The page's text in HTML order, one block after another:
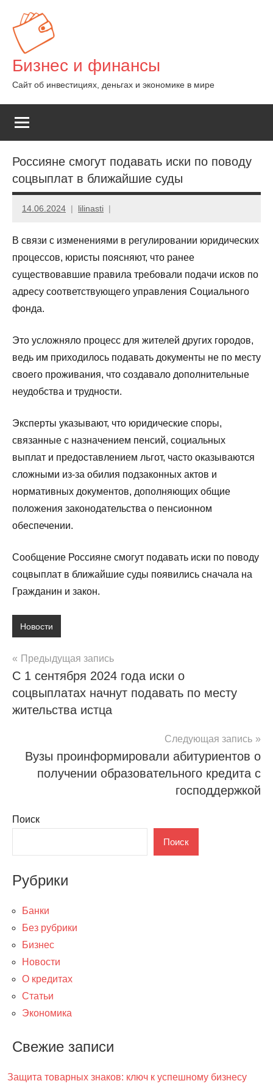
содержимому
Бизнес и финансы
Сайт об инвестициях, деньгах и экономике в мире
Россияне смогут подавать иски по поводу
соцвыплат в ближайшие суды
14.06.2024 lilinasti
В связи с изменениями в регулировании юридических
процессов, юристы поясняют, что ранее
существовавшие правила требовали подачи исков по
адресу соответствующего управления Социального
фонда.
Это усложняло процесс для жителей других городов,
ведь им приходилось подавать документы не по месту
своего проживания, что создавало дополнительные
неудобства и трудности.
Эксперты указывают, что юридические споры,
связанные с назначением пенсий, социальных
выплат и предоставлением льгот, часто оказываются
сложными из-за обилия подзаконных актов и
нормативных документов, дополняющих общие
положения законодательства о пенсионном
обеспечении.
Сообщение Россияне смогут подавать иски по поводу
соцвыплат в ближайшие суды появились сначала на
Гражданин и закон.
Новости
Навигация
по
записям
Предыдущая запись
С 1 сентября 2024 года иски о
соцвыплатах начнут подавать по месту
жительства истца
Следующая запись
Вузы проинформировали абитуриентов о
получении образовательного кредита с
господдержкой
Поиск
Поиск
Рубрики
Банки
Без рубрики
Бизнес
Новости
О кредитах
Статьи
Экономика
Свежие записи
Защита товарных знаков: ключ к успешному бизнесу